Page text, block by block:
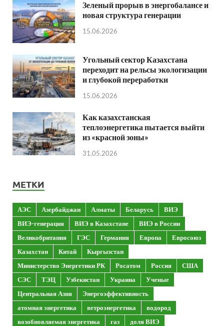
Зеленый прорыв в энергобалансе и
новая структура генерации
15.06.2026
Угольный сектор Казахстана
переходит на рельсы экологизации
и глубокой переработки
15.06.2026
Как казахстанская
теплоэнергетика пытается выйти
из «красной зоны»
31.05.2026
МЕТКИ
АЭС Азербайджан Алматы Беларусь
ВИЭ
ВИЭ-генерация
ВИЭ в Казахстане
ВИЭ в России
Великобритания
ГЭС Германия Европа
Евросоюз
Казахстан
Китай
Кыргызстан
Министерство Энергетики РК
Росатом Россия
США
СЭС
ТЭЦ Узбекистан Украина
Ученые
Центральная Азия
Энергоэффективность
атомная энергетика
ветроэнергетика
водород
возобновляемая энергетика
газ
доля ВИЭ